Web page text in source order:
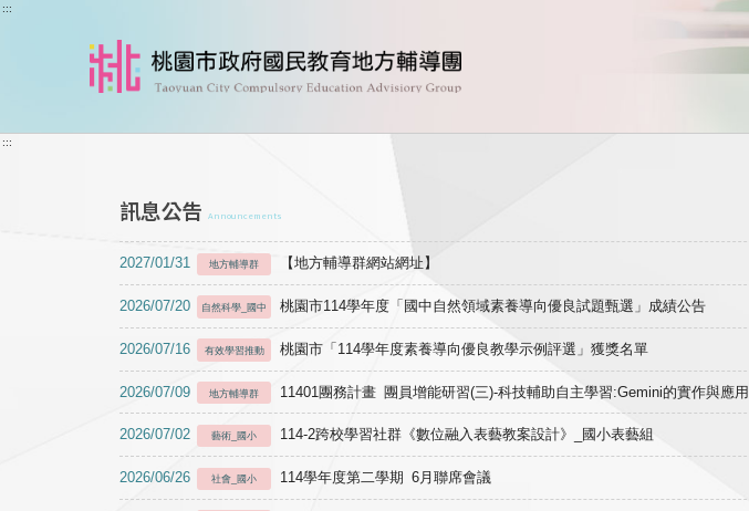
跳到主要內容
:::
:::
訊息公告 Announcements
2027/01/31 地方輔導群 【地方輔導群網站網址】
2026/07/20 自然科學_國中 桃園市114學年度「國中自然領域素養導向優良試題甄選」成績公告
2026/07/16 有效學習推動 桃園市「114學年度素養導向優良教學示例評選」獲獎名單
2026/07/09 地方輔導群 11401團務計畫 團員增能研習(三)-科技輔助自主學習:Gemini的實作與應用
2026/07/02 藝術_國小 114-2跨校學習社群《數位融入表藝教案設計》_國小表藝組
2026/06/26 社會_國小 114學年度第二學期 6月聯席會議